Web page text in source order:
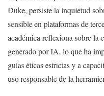
Duke, persiste la inquietud
sensible en plataformas de
académica reflexiona sobre
generado por IA, lo que ha
guías éticas estrictas y a
uso responsable de la